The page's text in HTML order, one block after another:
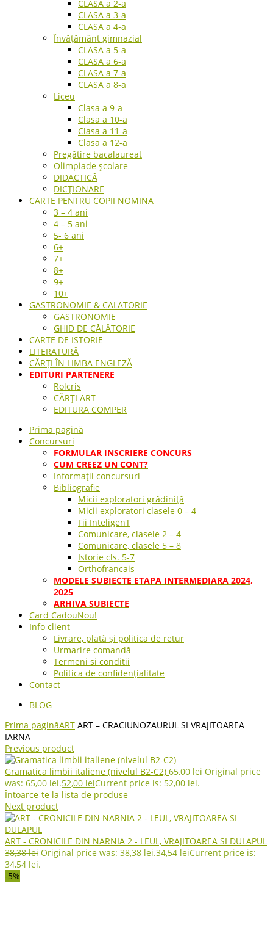
CLASA a 2-a
CLASA a 3-a
CLASA a 4-a
Învățământ gimnazial
CLASA a 5-a
CLASA a 6-a
CLASA a 7-a
CLASA a 8-a
Liceu
Clasa a 9-a
Clasa a 10-a
Clasa a 11-a
Clasa a 12-a
Pregătire bacalaureat
Olimpiade școlare
DIDACTICĂ
DICȚIONARE
CARTE PENTRU COPII NOMINA
3 – 4 ani
4 – 5 ani
5- 6 ani
6+
7+
8+
9+
10+
GASTRONOMIE & CALATORIE
GASTRONOMIE
GHID DE CĂLĂTORIE
CARTE DE ISTORIE
LITERATURĂ
CĂRȚI ÎN LIMBA ENGLEZĂ
EDITURI PARTENERE
Rolcris
CĂRȚI ART
EDITURA COMPER
Prima pagină
Concursuri
FORMULAR INSCRIERE CONCURS
CUM CREEZ UN CONT?
Informații concursuri
Bibliografie
Micii exploratori grădiniță
Micii exploratori clasele 0 – 4
Fii InteligenT
Comunicare, clasele 2 – 4
Comunicare, clasele 5 – 8
Istorie cls. 5-7
Orthofrancais
MODELE SUBIECTE ETAPA INTERMEDIARA 2024,
2025
ARHIVA SUBIECTE
Card CadouNou!
Info client
Livrare, plată și politica de retur
Urmarire comandă
Termeni si conditii
Politica de confidențialitate
Contact
BLOG
Prima paginăART ART – CRACIUNOZAURUL SI VRAJITOAREA
IARNA
Previous product
Gramatica limbii italiene (nivelul B2-C2) 65,00lei Original price
was: 65,00 lei.52,00 leiCurrent price is: 52,00 lei.
Întoarce-te la lista de produse
Next product
ART - CRONICILE DIN NARNIA 2 - LEUL, VRAJITOAREA SI DULAPUL
38,38lei Original price was: 38,38 lei.34,54 leiCurrent price is:
34,54 lei.
-5%